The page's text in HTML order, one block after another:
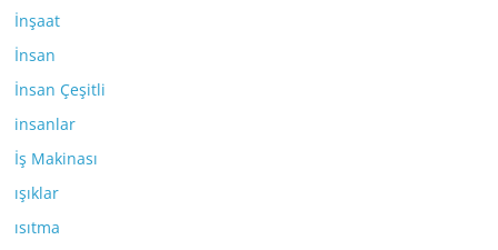
İnşaat
İnsan
İnsan Çeşitli
insanlar
İş Makinası
ışıklar
ısıtma